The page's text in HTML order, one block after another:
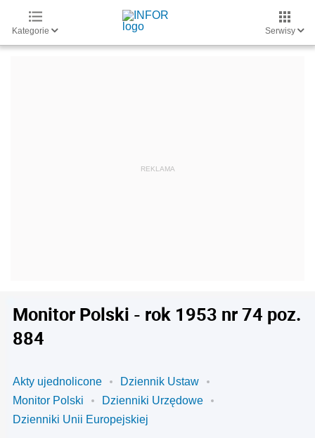
Kategorie Serwisy
Monitor Polski - rok 1953 nr 74 poz.
884
Akty ujednolicone
Dziennik Ustaw
Monitor Polski
Dzienniki Urzędowe
Dzienniki Unii Europejskiej